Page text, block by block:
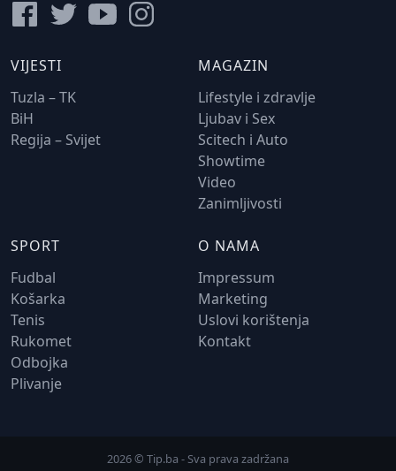
VIJESTI
Tuzla – TK
BiH
Regija – Svijet
MAGAZIN
Lifestyle i zdravlje
Ljubav i Sex
Scitech i Auto
Showtime
Video
Zanimljivosti
SPORT
Fudbal
Košarka
Tenis
Rukomet
Odbojka
Plivanje
O NAMA
Impressum
Marketing
Uslovi korištenja
Kontakt
2026 © Tip.ba - Sva prava zadržana